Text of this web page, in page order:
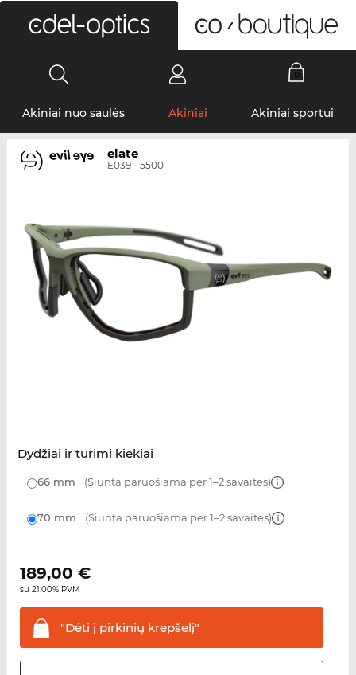
Akiniai nuo saulės Akiniai Akiniai sportui
elate
E039 - 5500
Dydžiai ir turimi kiekiai
66 mm (Siunta paruošiama per 1–2 savaites)
70 mm (Siunta paruošiama per 1–2 savaites)
189,00 €
su 21.00% PVM
"Dėti į pirkinių krepšelį"